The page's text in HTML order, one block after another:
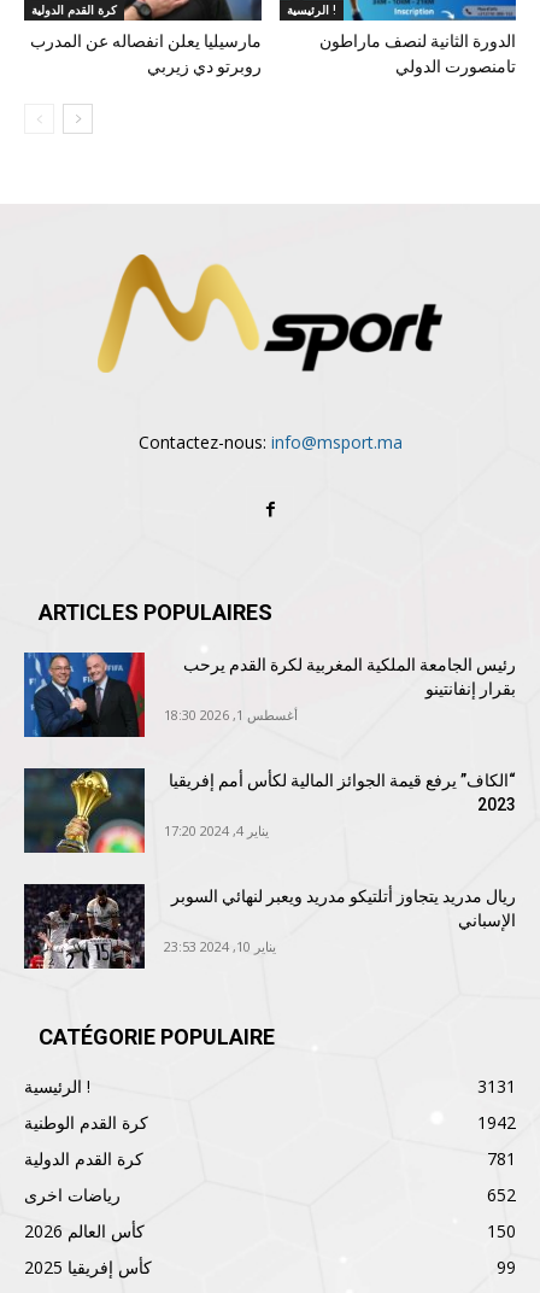
كرة القدم الدولية
مارسيليا يعلن انفصاله عن المدرب
روبرتو دي زيربي
الرئيسية !
الدورة الثانية لنصف ماراطون
تامنصورت الدولي
Contactez-nous: info@msport.ma
ARTICLES POPULAIRES
رئيس الجامعة الملكية المغربية لكرة القدم يرحب
بقرار إنفانتينو
أغسطس 1, 2026 18:30
“الكاف” يرفع قيمة الجوائز المالية لكأس أمم إفريقيا
2023
يناير 4, 2024 17:20
ريال مدريد يتجاوز أتلتيكو مدريد ويعبر لنهائي السوبر
الإسباني
يناير 10, 2024 23:53
CATÉGORIE POPULAIRE
الرئيسية !
3131
كرة القدم الوطنية
1942
كرة القدم الدولية
781
رياضات اخرى
652
كأس العالم 2026
150
كأس إفريقيا 2025
99